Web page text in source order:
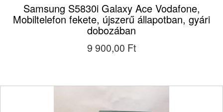
Samsung S5830i Galaxy Ace Vodafone,
Mobiltelefon fekete, újszerű állapotban, gyári
dobozában
9 900,00 Ft‎